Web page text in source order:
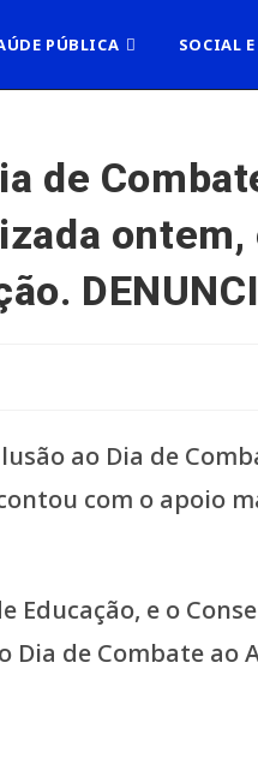
PÚBLICA SOCIAL
de
ontem,
Educação, e o
de Combate ao